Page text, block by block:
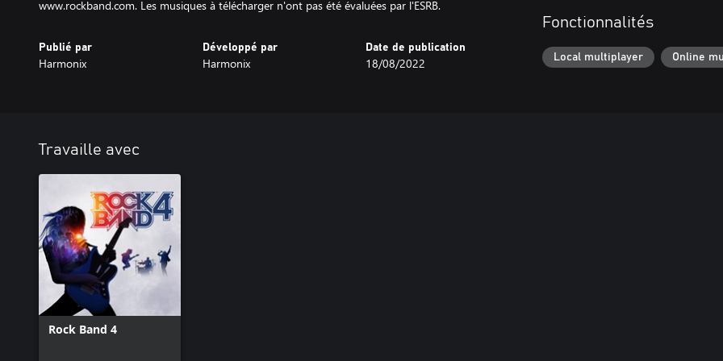
www.rockband.com. Les musiques à télécharger n'ont pas été évaluées par l'ESRB.
Publié par
Harmonix
Développé par
Harmonix
Date de publication
18/08/2022
Fonctionnalités
Local multiplayer Online
Travaille avec
Rock Band 4